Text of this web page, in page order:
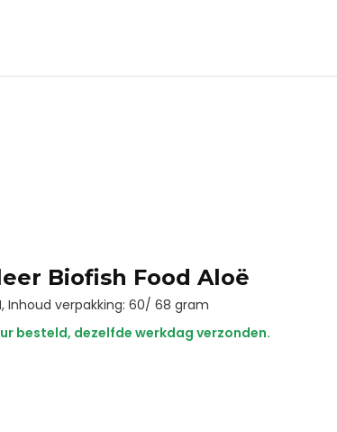
Biofish Food Aloë
Inhoud verpakking: 60/ 68 gram
besteld, dezelfde werkdag verzonden.